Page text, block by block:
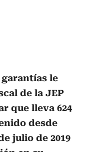
le
de la JEP
que lleva 624
desde
julio de 2019